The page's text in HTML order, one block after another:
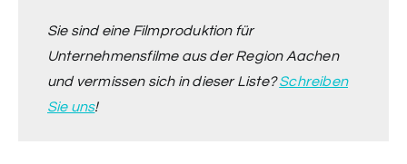
Sie sind eine Filmproduktion für
Unternehmensfilme aus der Region Aachen
und vermissen sich in dieser Liste?Schreiben
Sie uns!